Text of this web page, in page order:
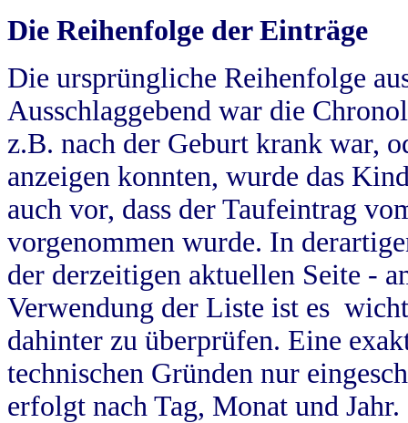
Die Reihenfolge der Einträge
Die ursprüngliche Reihenfolge
Ausschlaggebend war die
z.B. nach der Geburt krank war,
anzeigen konnten, wurde das
auch vor, dass der Taufeintrag
vorgenommen wurde. In
der derzeitigen aktuellen Seite -
Verwendung der Liste ist es
dahinter zu überprüfen. Eine
technischen Gründen nur
erfolgt nach Tag, Monat und Jahr.